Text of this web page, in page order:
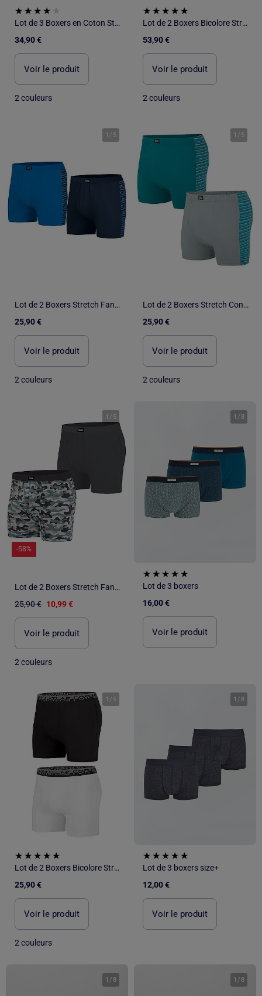
Lot de 3 Boxers en Coton Stretch - ATLAS FOR MEN
34,90 €
Voir le produit
2 couleurs
Lot de 2 Boxers Bicolore Stretch - ATLAS FOR MEN
53,90 €
Voir le produit
2 couleurs
1 / 5
Lot de 2 Boxers Stretch Fantaisie - ATLAS FOR MEN
25,90 €
Voir le produit
2 couleurs
1 / 5
Lot de 2 Boxers Stretch Confort - ATLAS FOR MEN
25,90 €
Voir le produit
2 couleurs
1 / 5
-58%
Lot de 2 Boxers Stretch Fantaisie - ATLAS FOR MEN
25,90 € 10,99 €
Voir le produit
2 couleurs
1 / 8
Lot de 3 boxers
16,00 €
Voir le produit
1 / 5
Lot de 2 Boxers Bicolore Stretch - ATLAS FOR MEN
25,90 €
Voir le produit
2 couleurs
1 / 8
Lot de 3 boxers size+
12,00 €
Voir le produit
1 / 8 1 / 8